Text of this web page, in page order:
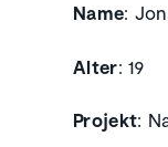
Name:
Alter: 19
Projekt: